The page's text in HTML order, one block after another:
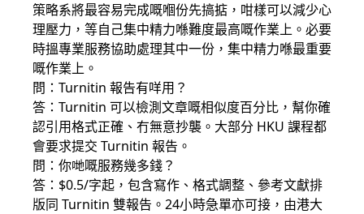
策略系將最容易完成嘅嗰份先搞掂，咁樣可以減少心
理壓力，等自己集中精力喺難度最高嘅作業上。必要
時搵專業服務協助處理其中一份，集中精力喺最重要
嘅作業上。
問：Turnitin 報告有咩用？
答：Turnitin 可以檢測文章嘅相似度百分比，幫你確
認引用格式正確、冇無意抄襲。大部分 HKU 課程都
會要求提交 Turnitin 報告。
問：你哋嘅服務幾多錢？
答：$0.5/字起，包含寫作、格式調整、參考文獻排
版同 Turnitin 雙報告。24小時急單亦可接，由港大